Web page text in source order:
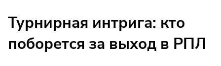
Турнирная интрига: кто
поборется за выход в РПЛ